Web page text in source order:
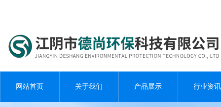
网站首页 关于我们 产品展示 行业资讯